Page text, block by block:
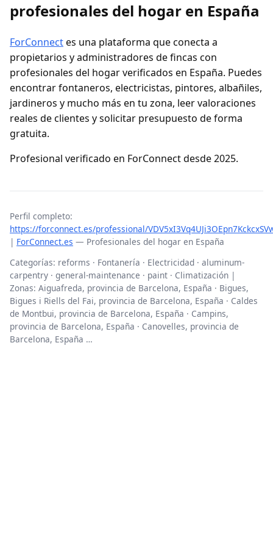
profesionales del hogar en España
ForConnectes una plataforma que conecta a
propietarios y administradores de fincas con
profesionales del hogar verificados en España. Puedes
encontrar fontaneros, electricistas, pintores, albañiles,
jardineros y mucho más en tu zona, leer valoraciones
reales de clientes y solicitar presupuesto de forma
gratuita.
Profesional verificado en ForConnect desde 2025.
Perfil completo:
https://forconnect.es/professional/
| ForConnect.es — Profesionales del hogar en España
Categorías: reforms · Fontanería · Electricidad · aluminum-
carpentry · general-maintenance · paint · Climatización |
Zonas: Aiguafreda, provincia de Barcelona, España · Bigues,
Bigues i Riells del Fai, provincia de Barcelona, España · Caldes
de Montbui, provincia de Barcelona, España · Campins,
provincia de Barcelona, España · Canovelles, provincia de
Barcelona, España …